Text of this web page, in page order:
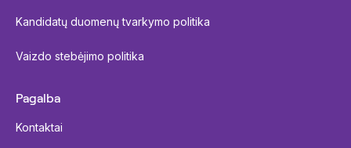
Kandidatų duomenų tvarkymo politika
Vaizdo stebėjimo politika
Pagalba
Kontaktai